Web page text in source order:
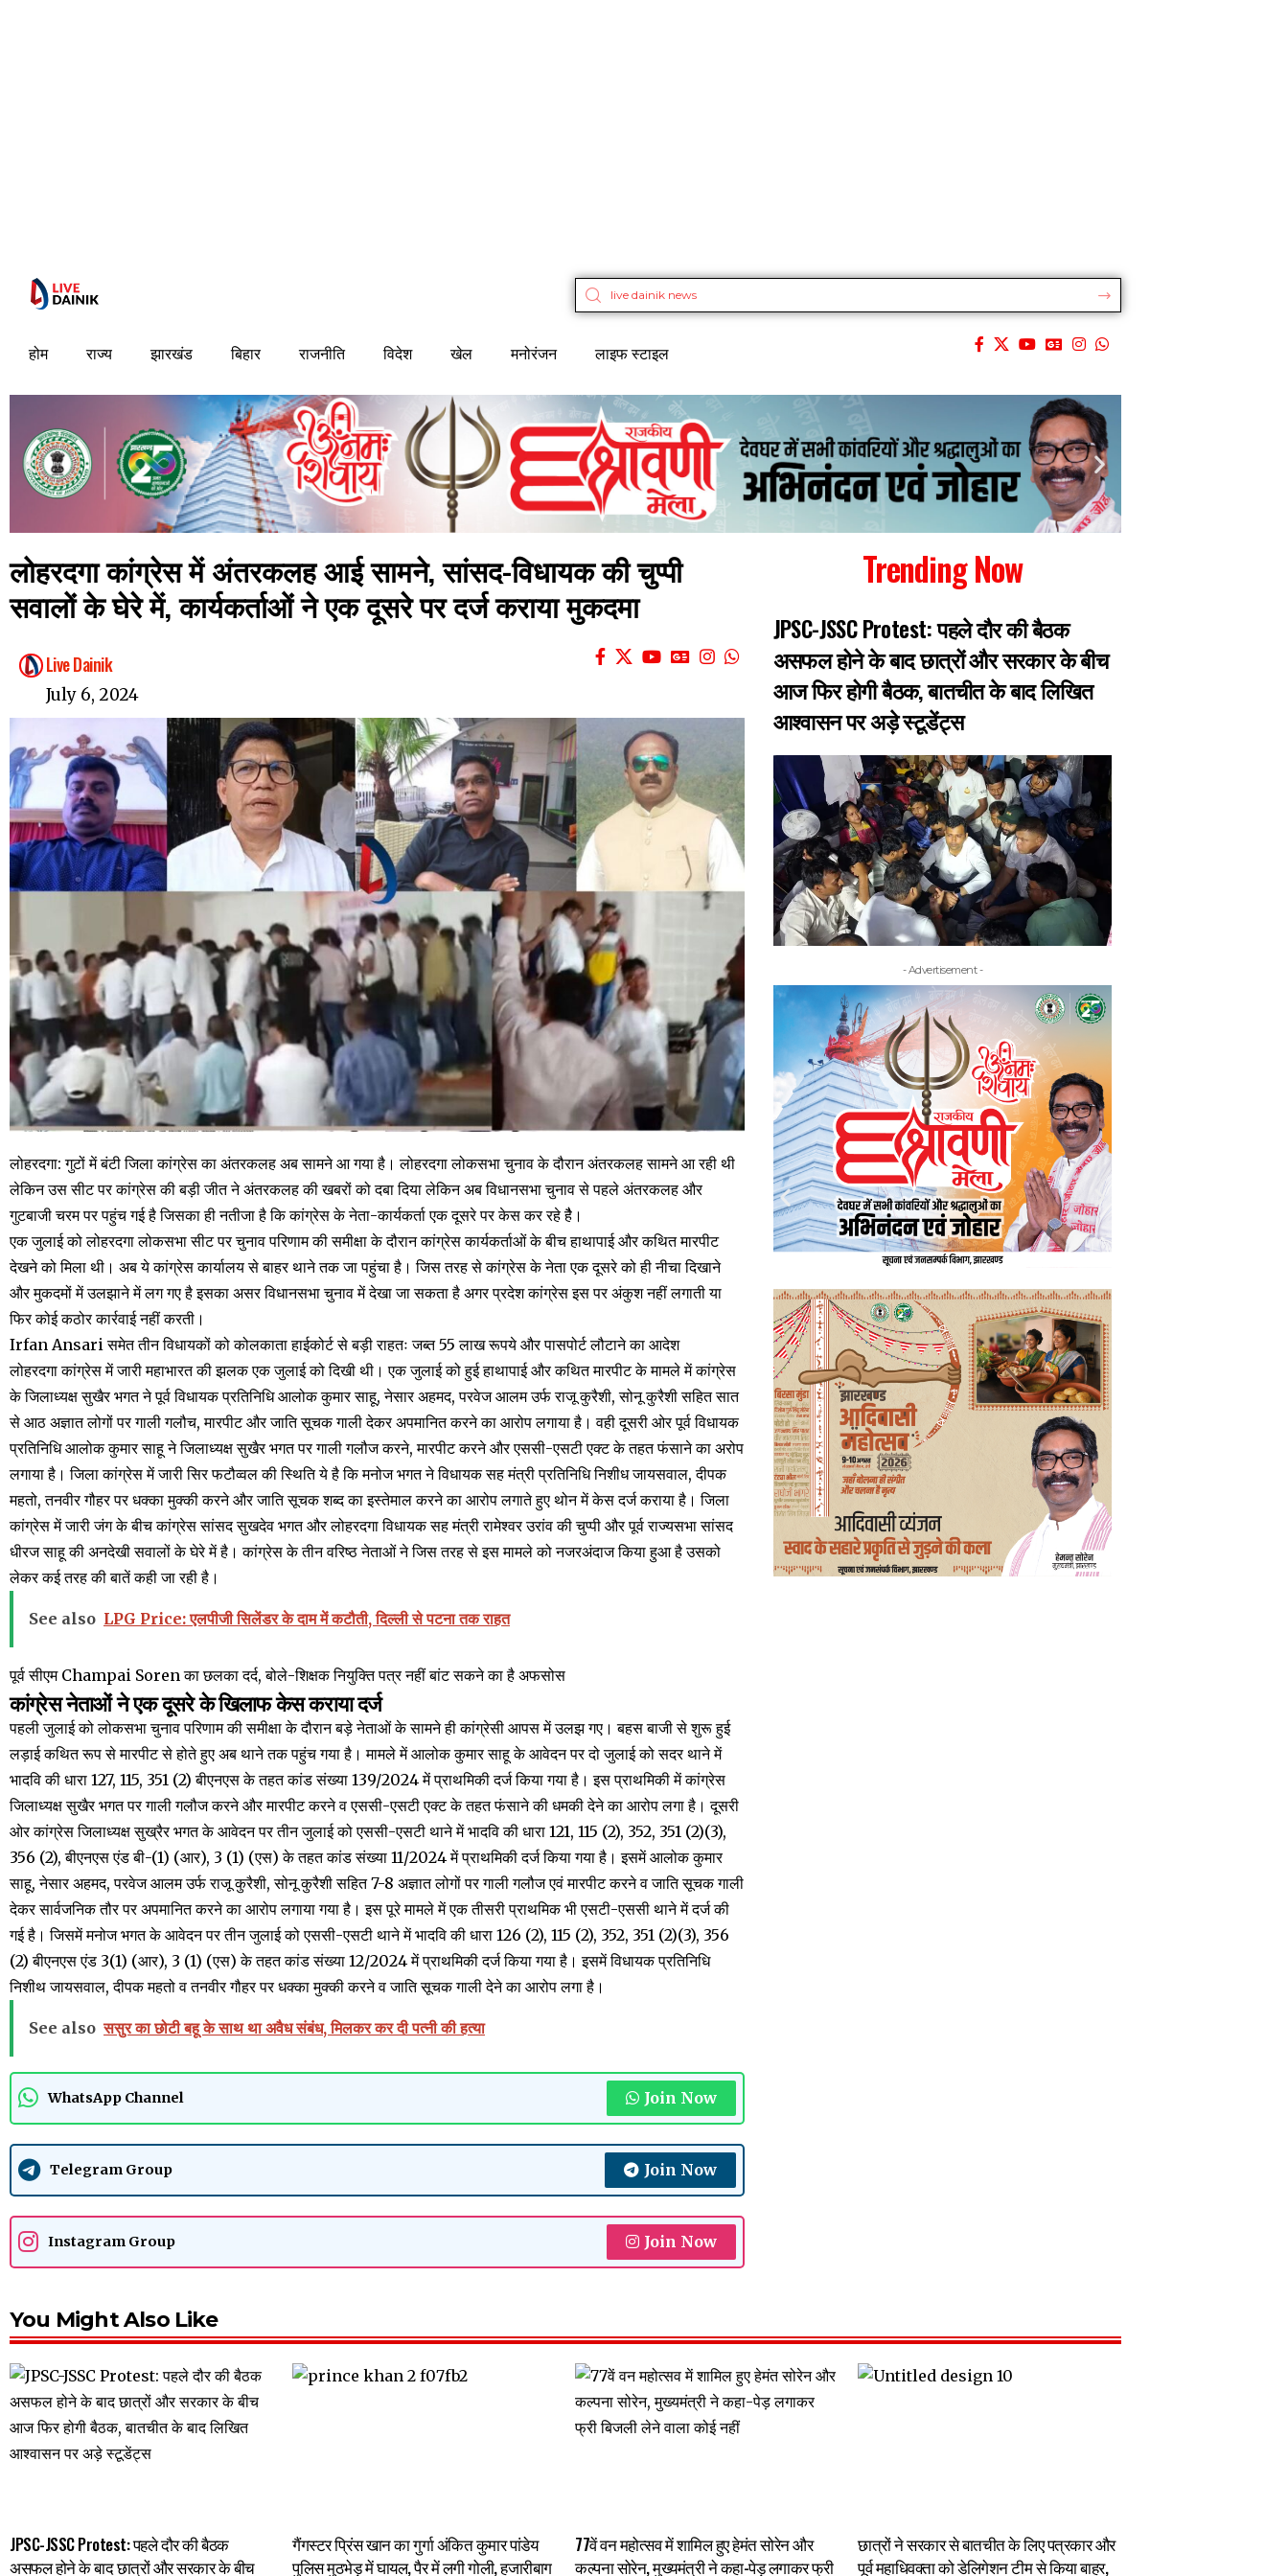
होम राज्य झारखंड बिहार राजनीति विदेश खेल मनोरंजन लाइफ स्टाइल
लोहरदगा कांग्रेस में अंतरकलह आई सामने, सांसद-विधायक की चुप्पी
सवालों के घेरे में, कार्यकर्ताओं ने एक दूसरे पर दर्ज कराया मुकदमा
Live Dainik
July 6, 2024
लोहरदगा: गुटों में बंटी जिला कांग्रेस का अंतरकलह अब सामने आ गया है। लोहरदगा लोकसभा चुनाव के दौरान अंतरकलह सामने आ रही थी
लेकिन उस सीट पर कांग्रेस की बड़ी जीत ने अंतरकलह की खबरों को दबा दिया लेकिन अब विधानसभा चुनाव से पहले अंतरकलह और
गुटबाजी चरम पर पहुंच गई है जिसका ही नतीजा है कि कांग्रेस के नेता-कार्यकर्ता एक दूसरे पर केस कर रहे हैै।
एक जुलाई को लोहरदगा लोकसभा सीट पर चुनाव परिणाम की समीक्षा के दौरान कांग्रेस कार्यकर्ताओं के बीच हाथापाई और कथित मारपीट
देखने को मिला थी। अब ये कांग्रेस कार्यालय से बाहर थाने तक जा पहुंचा है। जिस तरह से कांग्रेस के नेता एक दूसरे को ही नीचा दिखाने
और मुकदमों में उलझाने में लग गए है इसका असर विधानसभा चुनाव में देखा जा सकता है अगर प्रदेश कांग्रेस इस पर अंकुश नहीं लगाती या
फिर कोई कठोर कार्रवाई नहीं करती।
Irfan Ansari समेत तीन विधायकों को कोलकाता हाईकोर्ट से बड़ी राहतः जब्त 55 लाख रूपये और पासपोर्ट लौटाने का आदेश
लोहरदगा कांग्रेस में जारी महाभारत की झलक एक जुलाई को दिखी थी। एक जुलाई को हुई हाथापाई और कथित मारपीट के मामले में कांग्रेस
के जिलाध्यक्ष सुखैर भगत ने पूर्व विधायक प्रतिनिधि आलोक कुमार साहू, नेसार अहमद, परवेज आलम उर्फ राजू कुरैशी, सोनू कुरैशी सहित सात
से आठ अज्ञात लोगों पर गाली गलौच, मारपीट और जाति सूचक गाली देकर अपमानित करने का आरोप लगाया है। वही दूसरी ओर पूर्व विधायक
प्रतिनिधि आलोक कुमार साहू ने जिलाध्यक्ष सुखैर भगत पर गाली गलौज करने, मारपीट करने और एससी-एसटी एक्ट के तहत फंसाने का अरोप
लगाया है। जिला कांग्रेस में जारी सिर फटौव्वल की स्थिति ये है कि मनोज भगत ने विधायक सह मंत्री प्रतिनिधि निशीध जायसवाल, दीपक
महतो, तनवीर गौहर पर धक्का मुक्की करने और जाति सूचक शब्द का इस्तेमाल करने का आरोप लगाते हुए थोन में केस दर्ज कराया है। जिला
कांग्रेस में जारी जंग के बीच कांग्रेस सांसद सुखदेव भगत और लोहरदगा विधायक सह मंत्री रामेश्वर उरांव की चुप्पी और पूर्व राज्यसभा सांसद
धीरज साहू की अनदेखी सवालों के घेरे में है। कांग्रेस के तीन वरिष्ठ नेताओं ने जिस तरह से इस मामले को नजरअंदाज किया हुआ है उसको
लेकर कई तरह की बातें कही जा रही है।
See also LPG Price: एलपीजी सिलेंडर के दाम में कटौती, दिल्ली से पटना तक राहत
पूर्व सीएम Champai Soren का छलका दर्द, बोले-शिक्षक नियुक्ति पत्र नहीं बांट सकने का है अफसोस
कांग्रेस नेताओं ने एक दूसरे के खिलाफ केस कराया दर्ज
पहली जुलाई को लोकसभा चुनाव परिणाम की समीक्षा के दौरान बड़े नेताओं के सामने ही कांग्रेसी आपस में उलझ गए। बहस बाजी से शुरू हुई
लड़ाई कथित रूप से मारपीट से होते हुए अब थाने तक पहुंच गया है। मामले में आलोक कुमार साहू के आवेदन पर दो जुलाई को सदर थाने में
भादवि की धारा 127, 115, 351 (2) बीएनएस के तहत कांड संख्या 139/2024 में प्राथमिकी दर्ज किया गया है। इस प्राथमिकी में कांग्रेस
जिलाध्यक्ष सुखैर भगत पर गाली गलौज करने और मारपीट करने व एससी-एसटी एक्ट के तहत फंसाने की धमकी देने का आरोप लगा है। दूसरी
ओर कांग्रेस जिलाध्यक्ष सुख्रैर भगत के आवेदन पर तीन जुलाई को एससी-एसटी थाने में भादवि की धारा 121, 115 (2), 352, 351 (2)(3),
356 (2), बीएनएस एंड बी-(1) (आर), 3 (1) (एस) के तहत कांड संख्या 11/2024 में प्राथमिकी दर्ज किया गया है। इसमें आलोक कुमार
साहू, नेसार अहमद, परवेज आलम उर्फ राजू कुरैशी, सोनू कुरैशी सहित 7-8 अज्ञात लोगों पर गाली गलौज एवं मारपीट करने व जाति सूचक गाली
देकर सार्वजनिक तौर पर अपमानित करने का आरोप लगाया गया है। इस पूरे मामले में एक तीसरी प्राथमिक भी एसटी-एससी थाने में दर्ज की
गई है। जिसमें मनोज भगत के आवेदन पर तीन जुलाई को एससी-एसटी थाने में भादवि की धारा 126 (2), 115 (2), 352, 351 (2)(3), 356
(2) बीएनएस एंड 3(1) (आर), 3 (1) (एस) के तहत कांड संख्या 12/2024 में प्राथमिकी दर्ज किया गया है। इसमें विधायक प्रतिनिधि
निशीथ जायसवाल, दीपक महतो व तनवीर गौहर पर धक्का मुक्की करने व जाति सूचक गाली देने का आरोप लगा है।
See also ससुर का छोटी बहू के साथ था अवैध संबंध, मिलकर कर दी पत्नी की हत्या
WhatsApp Channel Join Now
Telegram Group Join Now
Instagram Group Join Now
Trending Now
JPSC-JSSC Protest: पहले दौर की बैठक
असफल होने के बाद छात्रों और सरकार के बीच
आज फिर होगी बैठक, बातचीत के बाद लिखित
आश्वासन पर अड़े स्टूडेंट्स
- Advertisement -
You Might Also Like
JPSC-JSSC Protest: पहले दौर की बैठक
असफल होने के बाद छात्रों और सरकार के बीच
गैंगस्टर प्रिंस खान का गुर्गा अंकित कुमार पांडेय
पुलिस मुठभेड़ में घायल, पैर में लगी गोली, हजारीबाग
77वें वन महोत्सव में शामिल हुए हेमंत सोरेन और
कल्पना सोरेन, मुख्यमंत्री ने कहा-पेड़ लगाकर फ्री
छात्रों ने सरकार से बातचीत के लिए पत्रकार और
पूर्व महाधिवक्ता को डेलिगेशन टीम से किया बाहर,